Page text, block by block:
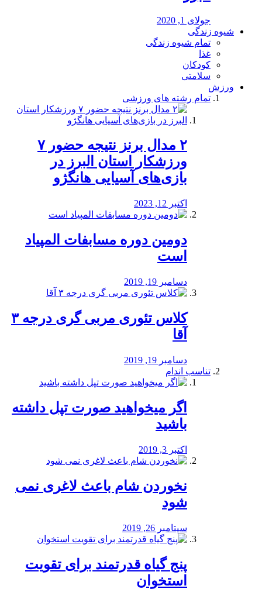
جولای 1, 2020
شیوه زندگی
تمام شیوه زندگی
غذا
کودکان
سلامتی
ورزش
تمام رشته های ورزشی
۲ مدال برنز نتیجه حضور ۷
ورزشکار استان البرز در
بازی‌های آسیایی هانگژو
اکتبر 12, 2023
دومین دوره مسابفات المپیاد
است
دسامبر 19, 2019
کلاس تئوری مربی گری درجه ۳
آقا
دسامبر 19, 2019
تناسب اندام
اگر میخواهید صورت تپل داشته
باشید
اکتبر 3, 2019
نخوردن شام باعث لاغری نمی
‌شود
سپتامبر 26, 2019
پنج گیاه قدرتمند برای تقویت
استخوان